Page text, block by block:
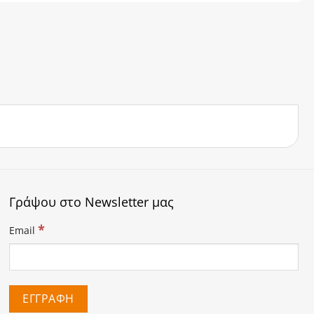
Γράψου στο Newsletter μας
Email *